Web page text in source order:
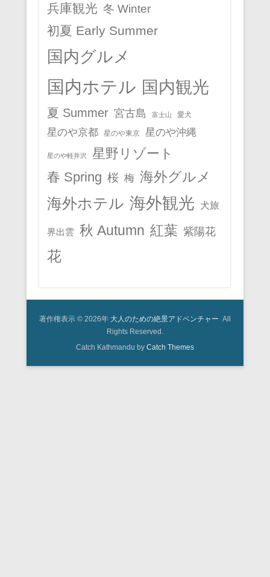
兵庫観光 冬 Winter
初夏 Early Summer
国内グルメ
国内ホテル 国内観光
夏 Summer 宮古島 富士山 愛犬
星のや京都 星のや東京 星のや沖縄
星のや軽井沢
星野リゾート
春 Spring 桜 梅 海外グルメ
海外ホテル 海外観光 犬旅
界出雲 秋 Autumn 紅葉 紫陽花
花
著作権表示 © 2026年 大人のための絶景アドベンチャー All
Rights Reserved.
Catch Kathmandu by Catch Themes